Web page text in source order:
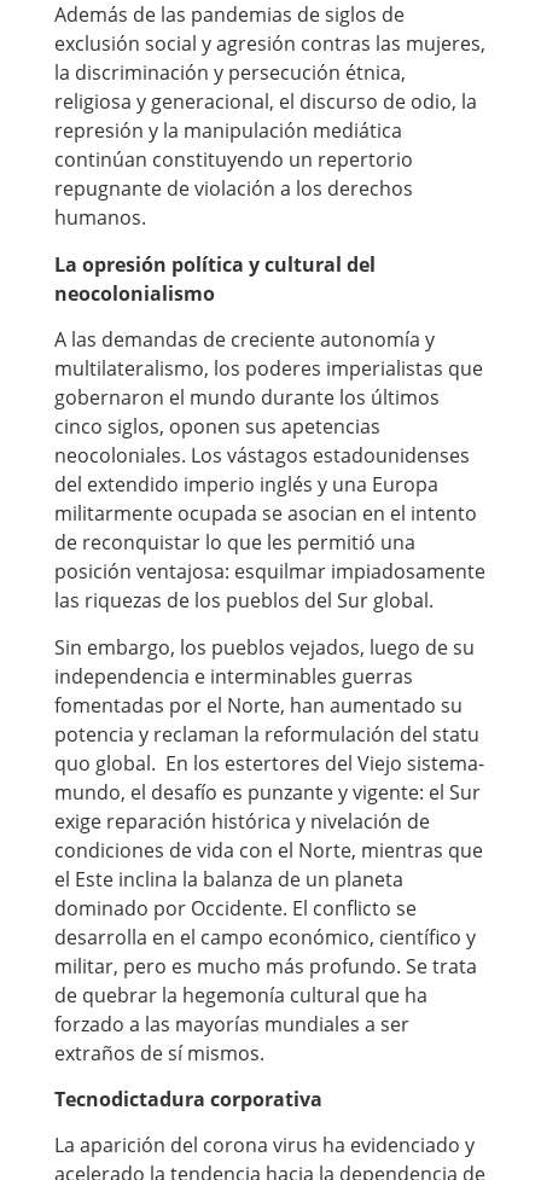
Además de las pandemias de siglos de
exclusión social y agresión contras las mujeres,
la discriminación y persecución étnica,
religiosa y generacional, el discurso de odio, la
represión y la manipulación mediática
continúan constituyendo un repertorio
repugnante de violación a los derechos
humanos.
La opresión política y cultural del
neocolonialismo
A las demandas de creciente autonomía y
multilateralismo, los poderes imperialistas que
gobernaron el mundo durante los últimos
cinco siglos, oponen sus apetencias
neocoloniales. Los vástagos estadounidenses
del extendido imperio inglés y una Europa
militarmente ocupada se asocian en el intento
de reconquistar lo que les permitió una
posición ventajosa: esquilmar impiadosamente
las riquezas de los pueblos del Sur global.
Sin embargo, los pueblos vejados, luego de su
independencia e interminables guerras
fomentadas por el Norte, han aumentado su
potencia y reclaman la reformulación del statu
quo global. En los estertores del Viejo sistema-
mundo, el desafío es punzante y vigente: el Sur
exige reparación histórica y nivelación de
condiciones de vida con el Norte, mientras que
el Este inclina la balanza de un planeta
dominado por Occidente. El conflicto se
desarrolla en el campo económico, científico y
militar, pero es mucho más profundo. Se trata
de quebrar la hegemonía cultural que ha
forzado a las mayorías mundiales a ser
extraños de sí mismos.
Tecnodictadura corporativa
La aparición del corona virus ha evidenciado y
acelerado la tendencia hacia la dependencia de